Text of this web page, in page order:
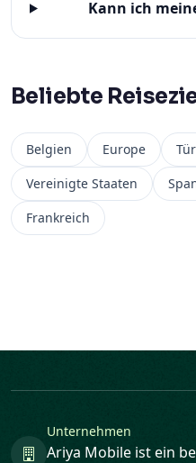
Kann ich
Beliebte
Belgien Europe
Vereinigte Staaten
Frankreich
Unternehmen
Ariya Mobile ist ein